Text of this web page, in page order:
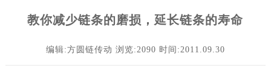
教你减少链条的磨损，延长链条的寿命
编辑:方圆链传动 浏览:2090 时间:2011.09.30